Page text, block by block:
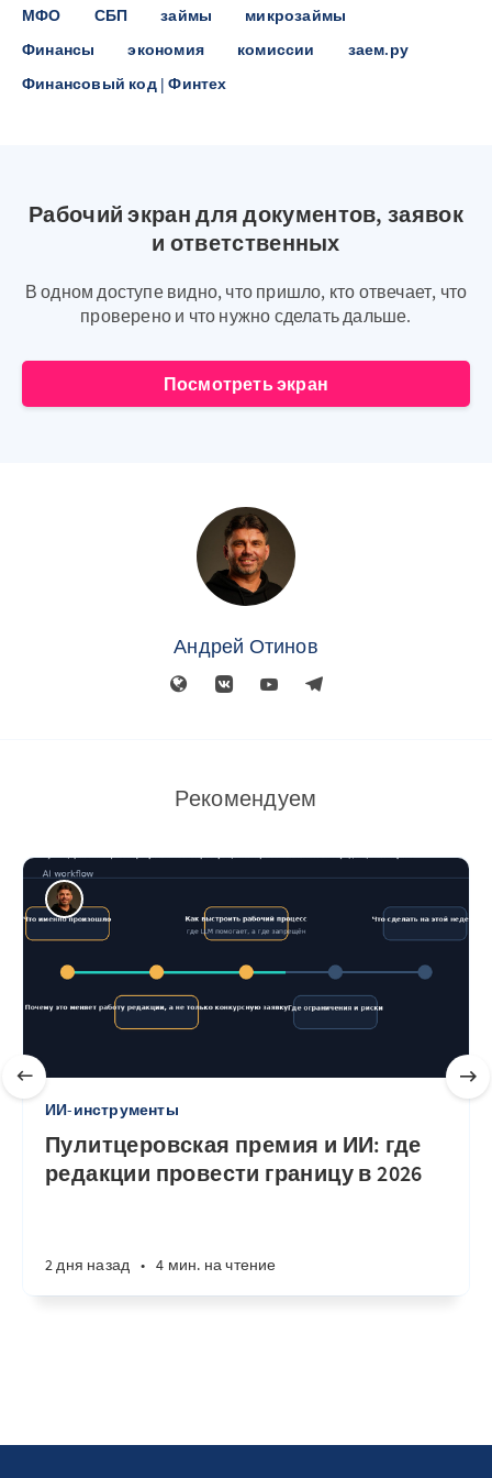
МФО СБП займы
микрозаймы
Финансы
экономия комиссии
заем.ру
Финансовый код | Финтех
Рабочий экран для документов, заявок
и ответственных
В одном доступе видно, что пришло, кто отвечает, что
проверено и что нужно сделать дальше.
Посмотреть экран
Андрей Отинов
Рекомендуем
ИИ-инструменты
Пулитцеровская премия и ИИ: где
редакции провести границу в 2026
2 дня назад • 4 мин. на чтение